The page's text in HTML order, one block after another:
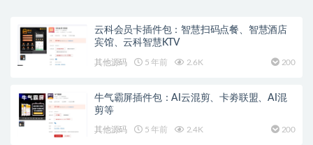
云科会员卡插件包：智慧扫码点餐、智慧酒店
宾馆、云科智慧KTV
其他源码 5 年前 2.6K 200
牛气霸屏插件包：AI云混剪、卡劵联盟、AI混
剪等
其他源码 5 年前 2.4K 200